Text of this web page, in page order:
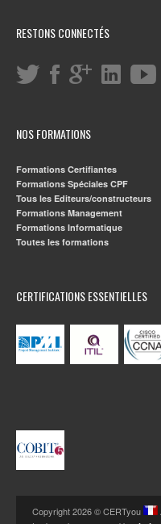
RESTONS CONNECTÉS
NOS FORMATIONS
Formations Certifiantes
Formations Spéciales CPF
Tous les Editeurs/constructeurs
Formations Management
Formations Informatique
Toutes les formations
CERTIFICATIONS ESSENTIELLES
Copyright 2026 © CERTyou